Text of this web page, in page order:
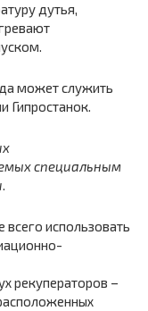
дутья,
может служить
Гипростанок.
специальным
.
всего использовать
рекуператоров –